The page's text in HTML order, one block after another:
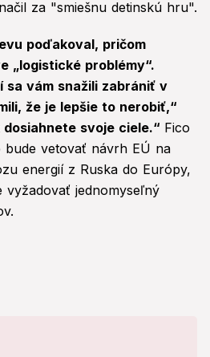
za "smiešnu detinskú hru".
poďakoval, pričom
„logistické problémy“.
sa vám snažili zabrániť v
že je lepšie to nerobiť,“
dosiahnete svoje ciele.“ Fico
bude vetovať návrh EÚ na
energií z Ruska do Európy,
jednomyseľný